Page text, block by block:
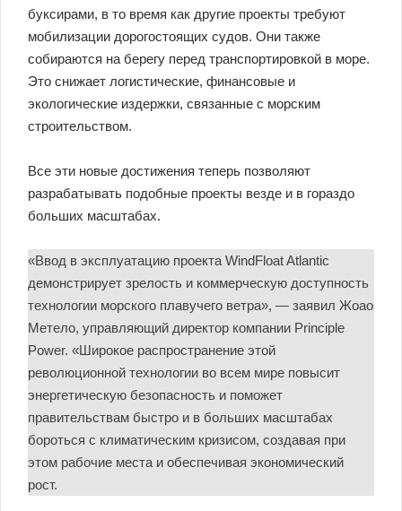
буксирами, в то время как другие проекты требуют
мобилизации дорогостоящих судов. Они также
собираются на берегу перед транспортировкой в море.
Это снижает логистические, финансовые и
экологические издержки, связанные с морским
строительством.
Все эти новые достижения теперь позволяют
разрабатывать подобные проекты везде и в гораздо
больших масштабах.
«Ввод в эксплуатацию проекта WindFloat Atlantic
демонстрирует зрелость и коммерческую доступность
технологии морского плавучего ветра», — заявил Жоао
Метело, управляющий директор компании Principle
Power. «Широкое распространение этой
революционной технологии во всем мире повысит
энергетическую безопасность и поможет
правительствам быстро и в больших масштабах
бороться с климатическим кризисом, создавая при
этом рабочие места и обеспечивая экономический
рост.